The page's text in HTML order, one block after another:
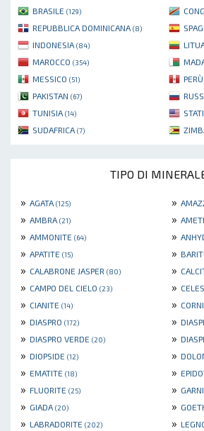
BRASILE (129)
REPUBBLICA DOMINICANA (8)
INDONESIA (84)
MAROCCO (354)
MESSICO (51) PERÙ
PAKISTAN (67)
TUNISIA (14)
SUDAFRICA (7)
TIPO DI
» AGATA (125) »
» AMBRA (21) »
» AMMONITE (64) »
» APATITE (15) »
» CALABRONE JASPER (80) »
» CAMPO DEL CIELO (23) »
» CIANITE (14) »
» DIASPRO (172) »
» DIASPRO VERDE (20) »
» DIOPSIDE (12) »
» EMATITE (18) »
» FLUORITE (25) »
» GIADA (20) »
» LABRADORITE (202) »